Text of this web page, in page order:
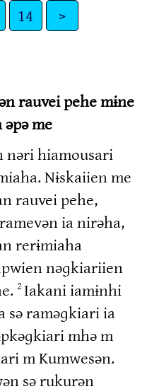
14 >
rauvei pehe mɨne
me
nəri hiamousari
Nɨskaiien me
rauvei pehe,
ia nirəha,
rerɨmiaha
nəɡkiariien
2 Iakani iamɨnhi
sə raməɡkiari ia
mhə m
m Kumwesən.
sə rukurən